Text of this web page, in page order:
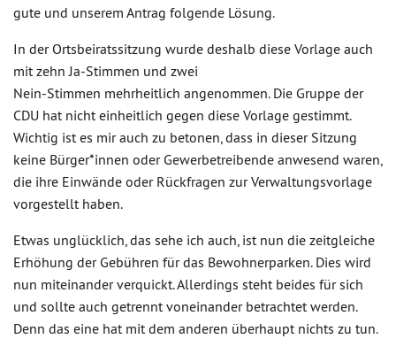
gute und unserem Antrag folgende Lösung.
In der Ortsbeiratssitzung wurde deshalb diese Vorlage auch
mit zehn Ja-Stimmen und zwei
Nein-Stimmen mehrheitlich angenommen. Die Gruppe der
CDU hat nicht einheitlich gegen diese Vorlage gestimmt.
Wichtig ist es mir auch zu betonen, dass in dieser Sitzung
keine Bürger*innen oder Gewerbetreibende anwesend waren,
die ihre Einwände oder Rückfragen zur Verwaltungsvorlage
vorgestellt haben.
Etwas unglücklich, das sehe ich auch, ist nun die zeitgleiche
Erhöhung der Gebühren für das Bewohnerparken. Dies wird
nun miteinander verquickt. Allerdings steht beides für sich
und sollte auch getrennt voneinander betrachtet werden.
Denn das eine hat mit dem anderen überhaupt nichts zu tun.